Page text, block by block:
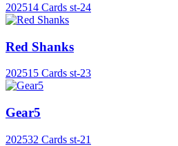
202514 Cards st-24
Red Shanks
202515 Cards st-23
Gear5
202532 Cards st-21